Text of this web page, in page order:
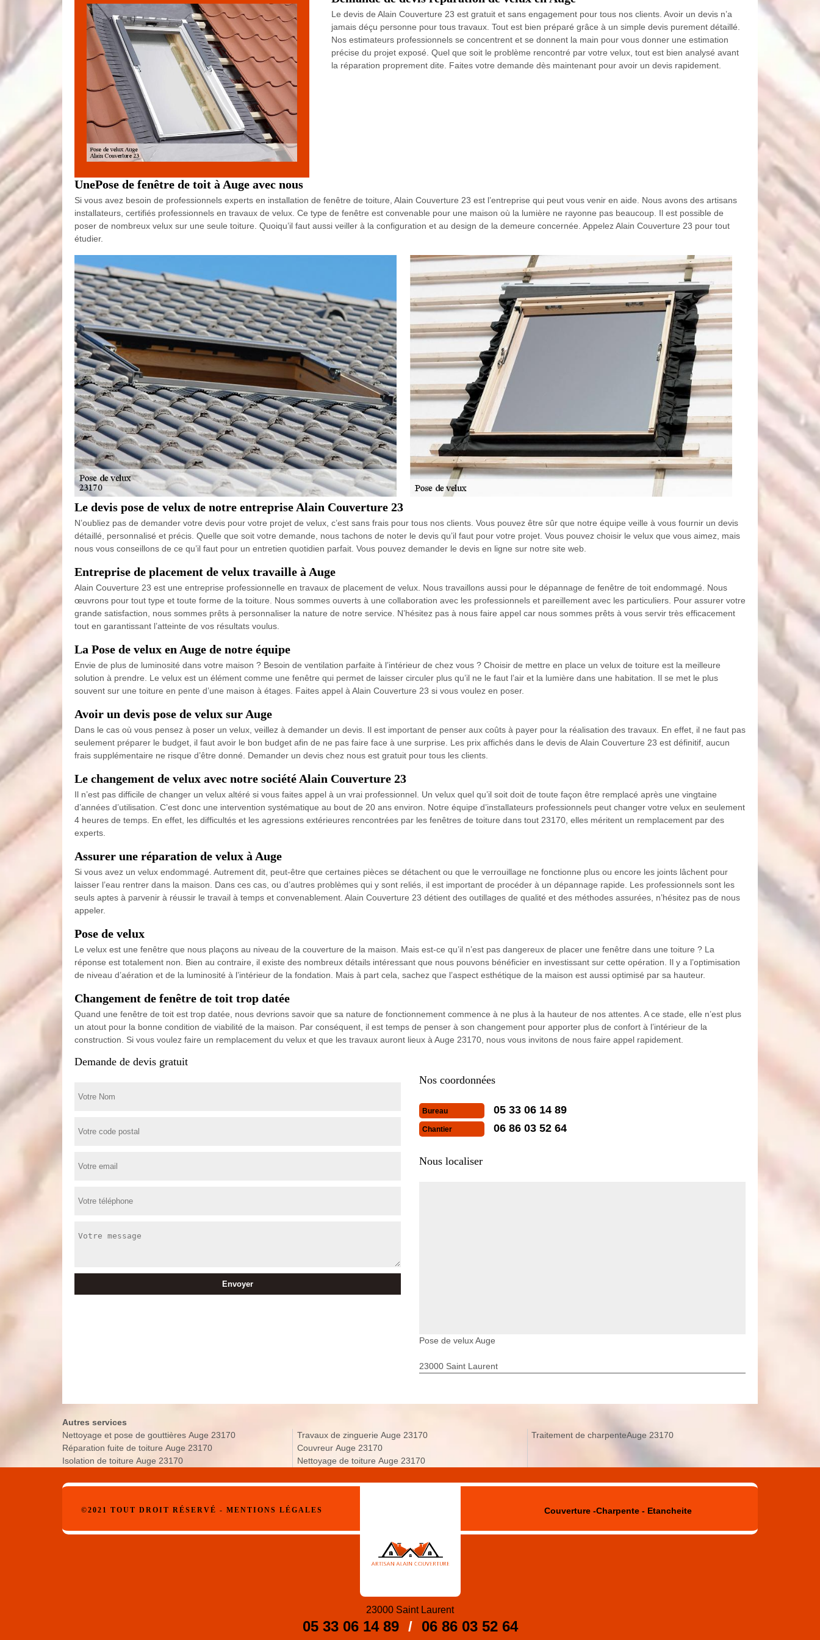
Le devis de Alain Couverture 23 est gratuit et sans engagement pour tous nos clients. Avoir un devis n’a
jamais déçu personne pour tous travaux. Tout est bien préparé grâce à un simple devis purement détaillé.
Nos estimateurs professionnels se concentrent et se donnent la main pour vous donner une estimation
précise du projet exposé. Quel que soit le problème rencontré par votre velux, tout est bien analysé avant
la réparation proprement dite. Faites votre demande dès maintenant pour avoir un devis rapidement.
UnePose de fenêtre de toit à Auge avec nous
Si vous avez besoin de professionnels experts en installation de fenêtre de toiture, Alain Couverture 23 est l’entreprise qui peut vous venir en aide. Nous avons des artisans
installateurs, certifiés professionnels en travaux de velux. Ce type de fenêtre est convenable pour une maison où la lumière ne rayonne pas beaucoup. Il est possible de
poser de nombreux velux sur une seule toiture. Quoiqu’il faut aussi veiller à la configuration et au design de la demeure concernée. Appelez Alain Couverture 23 pour tout
étudier.
Le devis pose de velux de notre entreprise Alain Couverture 23
N’oubliez pas de demander votre devis pour votre projet de velux, c’est sans frais pour tous nos clients. Vous pouvez être sûr que notre équipe veille à vous fournir un devis
détaillé, personnalisé et précis. Quelle que soit votre demande, nous tachons de noter le devis qu’il faut pour votre projet. Vous pouvez choisir le velux que vous aimez, mais
nous vous conseillons de ce qu’il faut pour un entretien quotidien parfait. Vous pouvez demander le devis en ligne sur notre site web.
Entreprise de placement de velux travaille à Auge
Alain Couverture 23 est une entreprise professionnelle en travaux de placement de velux. Nous travaillons aussi pour le dépannage de fenêtre de toit endommagé. Nous
œuvrons pour tout type et toute forme de la toiture. Nous sommes ouverts à une collaboration avec les professionnels et pareillement avec les particuliers. Pour assurer votre
grande satisfaction, nous sommes prêts à personnaliser la nature de notre service. N’hésitez pas à nous faire appel car nous sommes prêts à vous servir très efficacement
tout en garantissant l’atteinte de vos résultats voulus.
La Pose de velux en Auge de notre équipe
Envie de plus de luminosité dans votre maison ? Besoin de ventilation parfaite à l’intérieur de chez vous ? Choisir de mettre en place un velux de toiture est la meilleure
solution à prendre. Le velux est un élément comme une fenêtre qui permet de laisser circuler plus qu’il ne le faut l’air et la lumière dans une habitation. Il se met le plus
souvent sur une toiture en pente d’une maison à étages. Faites appel à Alain Couverture 23 si vous voulez en poser.
Avoir un devis pose de velux sur Auge
Dans le cas où vous pensez à poser un velux, veillez à demander un devis. Il est important de penser aux coûts à payer pour la réalisation des travaux. En effet, il ne faut pas
seulement préparer le budget, il faut avoir le bon budget afin de ne pas faire face à une surprise. Les prix affichés dans le devis de Alain Couverture 23 est définitif, aucun
frais supplémentaire ne risque d’être donné. Demander un devis chez nous est gratuit pour tous les clients.
Le changement de velux avec notre société Alain Couverture 23
Il n’est pas difficile de changer un velux altéré si vous faites appel à un vrai professionnel. Un velux quel qu’il soit doit de toute façon être remplacé après une vingtaine
d’années d’utilisation. C’est donc une intervention systématique au bout de 20 ans environ. Notre équipe d’installateurs professionnels peut changer votre velux en seulement
4 heures de temps. En effet, les difficultés et les agressions extérieures rencontrées par les fenêtres de toiture dans tout 23170, elles méritent un remplacement par des
experts.
Assurer une réparation de velux à Auge
Si vous avez un velux endommagé. Autrement dit, peut-être que certaines pièces se détachent ou que le verrouillage ne fonctionne plus ou encore les joints lâchent pour
laisser l’eau rentrer dans la maison. Dans ces cas, ou d’autres problèmes qui y sont reliés, il est important de procéder à un dépannage rapide. Les professionnels sont les
seuls aptes à parvenir à réussir le travail à temps et convenablement. Alain Couverture 23 détient des outillages de qualité et des méthodes assurées, n’hésitez pas de nous
appeler.
Pose de velux
Le velux est une fenêtre que nous plaçons au niveau de la couverture de la maison. Mais est-ce qu’il n’est pas dangereux de placer une fenêtre dans une toiture ? La
réponse est totalement non. Bien au contraire, il existe des nombreux détails intéressant que nous pouvons bénéficier en investissant sur cette opération. Il y a l’optimisation
de niveau d’aération et de la luminosité à l’intérieur de la fondation. Mais à part cela, sachez que l’aspect esthétique de la maison est aussi optimisé par sa hauteur.
Changement de fenêtre de toit trop datée
Quand une fenêtre de toit est trop datée, nous devrions savoir que sa nature de fonctionnement commence à ne plus à la hauteur de nos attentes. A ce stade, elle n’est plus
un atout pour la bonne condition de viabilité de la maison. Par conséquent, il est temps de penser à son changement pour apporter plus de confort à l’intérieur de la
construction. Si vous voulez faire un remplacement du velux et que les travaux auront lieux à Auge 23170, nous vous invitons de nous faire appel rapidement.
Demande de devis gratuit
Nos coordonnées
Bureau 05 33 06 14 89
Chantier 06 86 03 52 64
Nous localiser
Pose de velux Auge
23000 Saint Laurent
Autres services
Nettoyage et pose de gouttières Auge 23170
Réparation fuite de toiture Auge 23170
Isolation de toiture Auge 23170
Travaux de zinguerie Auge 23170
Couvreur Auge 23170
Nettoyage de toiture Auge 23170
Traitement de charpenteAuge 23170
©2021 TOUT DROIT RÉSERVÉ - MENTIONS LÉGALES Couverture -Charpente - Etancheite
23000 Saint Laurent
05 33 06 14 89 / 06 86 03 52 64